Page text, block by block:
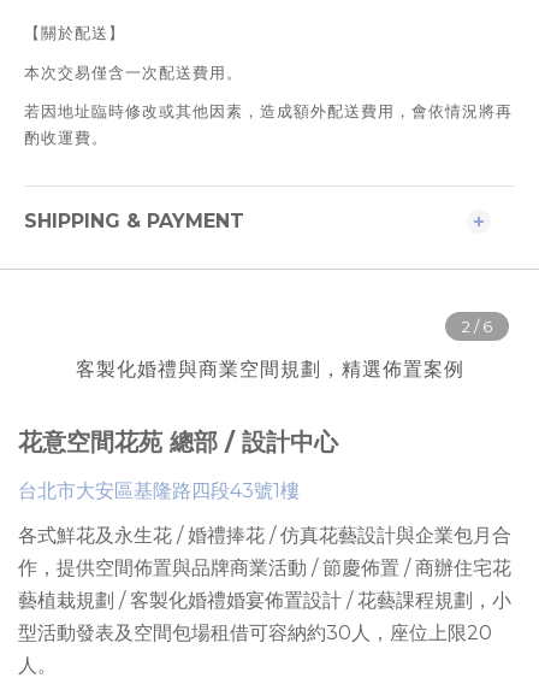
【關於配送】
本次交易僅含一次配送費用。
若因地址臨時修改或其他因素，造成額外配送費用，會依情況將再
酌收運費。
SHIPPING & PAYMENT
客製化婚禮與商業空間規劃，精選佈置案例
花意空間花苑 總部 / 設計中心
台北市大安區基隆路四段43號1樓
各式鮮花及永生花 / 婚禮捧花 / 仿真花藝設計與企業包月合
作，提供空間佈置與品牌商業活動 / 節慶佈置 / 商辦住宅花
藝植栽規劃 / 客製化婚禮婚宴佈置設計 / 花藝課程規劃 ， 小
型活動發表及空間包場租借可容納約30人 ，座位上限20
人。